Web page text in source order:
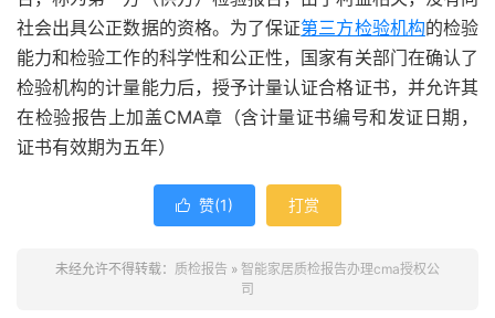
社会出具公正数据的资格。为了保证第三方检验机构的检验
能力和检验工作的科学性和公正性，国家有关部门在确认了
检验机构的计量能力后，授予计量认证合格证书，并允许其
在检验报告上加盖CMA章（含计量证书编号和发证日期，
证书有效期为五年）
 赞(1) 打赏
未经允许不得转载： 质检报告 » 智能家居质检报告办理cma授权公
司